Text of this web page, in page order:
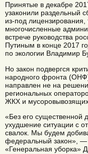
Принятые в декабре
узаконили раздельный
из-под
многочисленные
встрече руководства
Путиным в конце 2017
по экологии Владимир
Но закон подвергся
народного фронта
направлен не на
региональных
ЖКХ и
«Без его существенной
ухудшение ситуации с
свалок. Мы будем
федеральный закон», —
«Генеральная уборка»